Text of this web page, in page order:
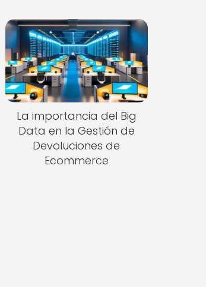
La importancia del Big
Data en la Gestión de
Devoluciones de
Ecommerce